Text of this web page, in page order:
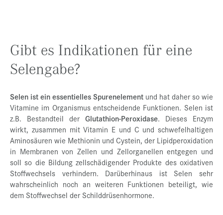
Gibt es Indikationen für eine
Selengabe?
Selen ist ein essentielles Spurenelement und hat daher so wie
Vitamine im Organismus entscheidende Funktionen. Selen ist
z.B. Bestandteil der Glutathion-Peroxidase. Dieses Enzym
wirkt, zusammen mit Vitamin E und C und schwefelhaltigen
Aminosäuren wie Methionin und Cystein, der Lipidperoxidation
in Membranen von Zellen und Zellorganellen entgegen und
soll so die Bildung zellschädigender Produkte des oxidativen
Stoffwechsels verhindern. Darüberhinaus ist Selen sehr
wahrscheinlich noch an weiteren Funktionen beteiligt, wie
dem Stoffwechsel der Schilddrüsenhormone.